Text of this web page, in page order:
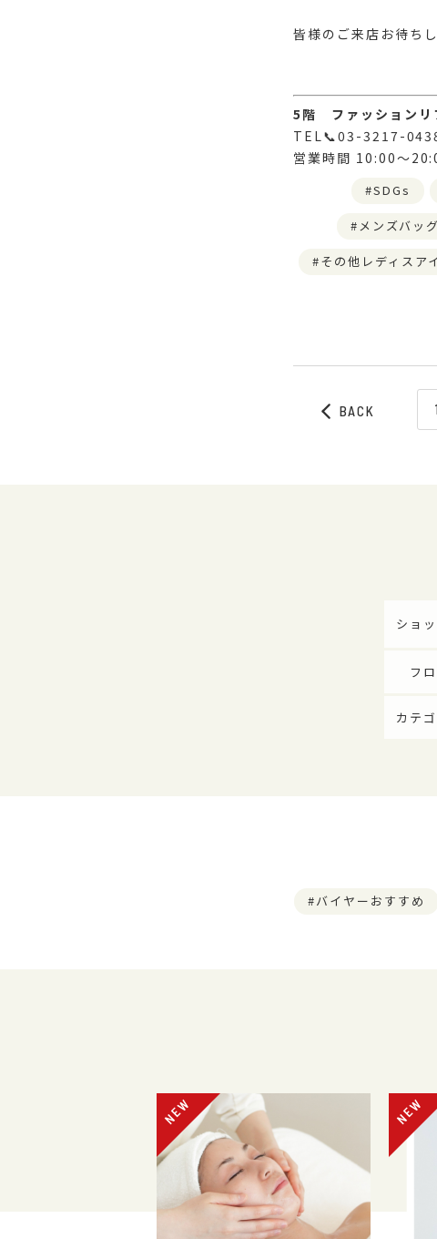
皆様のご来店お待ち
5階 ファッションリ
TEL📞03-3217-0438
営業時間 10:00～
SDGs
メンズバッグ
その他レディスア
BACK
ショ
フ
カテ
バイヤーおすすめ